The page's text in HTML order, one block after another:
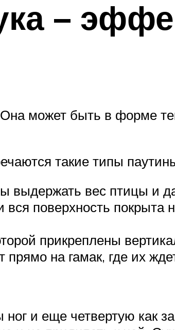
–
может быть в форме
такие типы
выдержать вес птицы и
поверхность покрыта
прикреплены
на гамак, где их
и еще четвертую как